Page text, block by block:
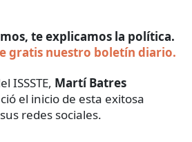
te explicamos la política.
gratis nuestro boletín diario.
ISSSTE, Martí Batres
el inicio de esta exitosa
redes sociales.